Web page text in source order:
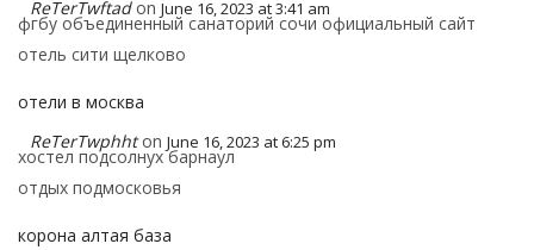
ReTerTwftad on June 16, 2023 at 3:41 am
фгбу объединенный санаторий сочи официальный сайт
отель сити щелково
отели в москва
ReTerTwphht on June 16, 2023 at 6:25 pm
хостел подсолнух барнаул
отдых подмосковья
корона алтая база